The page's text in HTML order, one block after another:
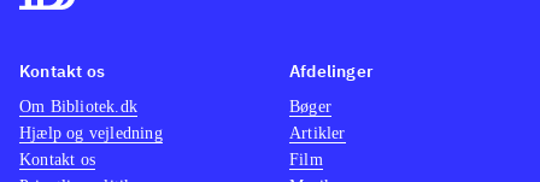
Kontakt os
Om Bibliotek.dk
Hjælp og vejledning
Kontakt os
Afdelinger
Bøger
Artikler
Film